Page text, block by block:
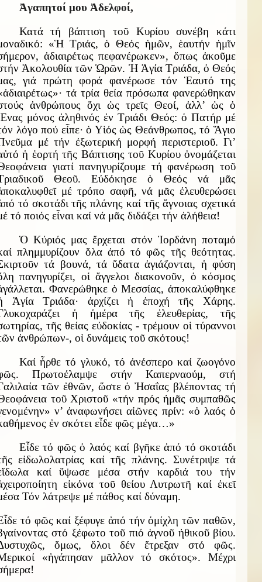
Ἀγαπητοί μου Ἀδελφοί,
Κατά τή βάπτιση τοῦ Κυρίου συνέβη κάτι
«Ἡ Τριάς, ὁ Θεός ἡμῶν, ἑαυτήν ἡμῖν
ἀδιαιρέτως πεφανέρωκεν», ὅπως ἀκοῦμε
Ἀκολουθία τῶν Ὡρῶν. Ἡ Ἁγία Τριάδα, ὁ Θεός
γιά πρώτη φορά φανέρωσε τόν Ἑαυτό της
τά τρία θεία πρόσωπα φανερώθηκαν
ἀνθρώπους ὄχι ὡς τρεῖς Θεοί, ἀλλ’ ὡς ὁ
μόνος ἀληθινός ἐν Τριάδι Θεός: ὁ Πατήρ μέ
λόγο πού εἶπε· ὁ Υἱός ὡς Θεάνθρωπος, τό Ἅγιο
μέ τήν ἐξωτερική μορφή περιστεριοῦ. Γι’
ἡ ἑορτή τῆς Βάπτισης τοῦ Κυρίου ὀνομάζεται
γιατί πανηγυρίζουμε τή φανέρωση τοῦ
Θεοῦ. Εὐδόκησε ὁ Θεός νά μᾶς
μέ τρόπο σαφῆ, νά μᾶς ἐλευθερώσει
τό σκοτάδι τῆς πλάνης καί τῆς ἄγνοιας σχετικά
τό ποιός εἶναι καί νά μᾶς διδάξει τήν ἀλήθεια!
Ὁ Κύριός μας ἔρχεται στόν Ἰορδάνη ποταμό
πλημμυρίζουν ὅλα ἀπό τό φῶς τῆς θεότητας.
τά βουνά, τά ὕδατα ἁγιάζονται, ἡ φύση
πανηγυρίζει, οἱ ἄγγελοι διακονοῦν, ὁ κόσμος
Φανερώθηκε ὁ Μεσσίας, ἀποκαλύφθηκε
Ἁγία Τριάδα· ἀρχίζει ἡ ἐποχή τῆς Χάρης.
ἡ ἡμέρα τῆς ἐλευθερίας, τῆς
τῆς θείας εὐδοκίας - τρέμουν οἱ τύραννοι
ἀνθρώπων-, οἱ δυνάμεις τοῦ σκότους!
Καί ἦρθε τό γλυκό, τό ἀνέσπερο καί ζωογόνο
Πρωτοέλαμψε στήν Καπερναούμ, στή
τῶν ἐθνῶν, ὥστε ὁ Ἠσαΐας βλέποντας τή
τοῦ Χριστοῦ «τήν πρός ἠμᾶς συμπαθῶς
ν’ ἀναφωνήσει αἰῶνες πρίν: «ὁ λαός ὁ
ἐν σκότει εἶδε φῶς μέγα…»
Εἶδε τό φῶς ὁ λαός καί βγῆκε ἀπό τό σκοτάδι
εἰδωλολατρίας καί τῆς πλάνης. Συνέτριψε τά
καί ὕψωσε μέσα στήν καρδιά του τήν
εἰκόνα τοῦ θείου Λυτρωτῆ καί ἐκεῖ
Τόν λάτρεψε μέ πάθος καί δύναμη.
τό φῶς καί ξέφυγε ἀπό τήν ὁμίχλη τῶν παθῶν,
στό ξέφωτο τοῦ πιό ἁγνοῦ ἠθικοῦ βίου.
ὅμως, ὅλοι δέν ἔτρεξαν στό φῶς.
«ἠγάπησαν μᾶλλον τό σκότος». Μέχρι